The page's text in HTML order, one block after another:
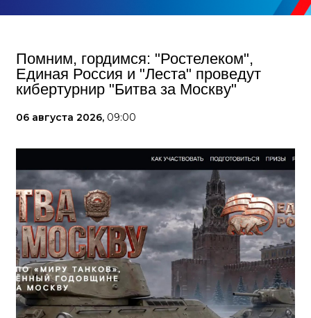
Помним, гордимся: "Ростелеком",
Единая Россия и "Леста" проведут
кибертурнир "Битва за Москву"
06 августа 2026, 09:00